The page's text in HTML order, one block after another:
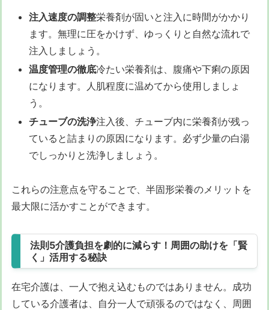
注入速度の調整栄養剤が固いと注入に時間がかかり
ます。無理に圧をかけず、ゆっくりと自然な流れで
注入しましょう。
温度管理の徹底冷たい栄養剤は、腹痛や下痢の原因
になります。人肌程度に温めてから使用しましょ
う。
チューブの洗浄注入後、チューブ内に栄養剤が残っ
ていると詰まりの原因になります。必ず少量の白湯
でしっかりと洗浄しましょう。
これらの注意点を守ることで、半固形栄養のメリットを
最大限に活かすことができます。
法則5介護負担を劇的に減らす！周囲の助けを「賢
く」活用する秘訣
在宅介護は、一人で抱え込むものではありません。成功
している介護者は、自分一人で頑張るのではなく、周囲